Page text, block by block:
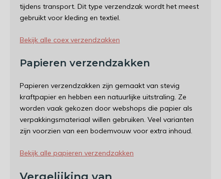
tijdens transport. Dit type verzendzak wordt het meest
gebruikt voor kleding en textiel.
Bekijk alle coex verzendzakken
Papieren verzendzakken
Papieren verzendzakken zijn gemaakt van stevig
kraftpapier en hebben een natuurlijke uitstraling. Ze
worden vaak gekozen door webshops die papier als
verpakkingsmateriaal willen gebruiken. Veel varianten
zijn voorzien van een bodemvouw voor extra inhoud.
Bekijk alle papieren verzendzakken